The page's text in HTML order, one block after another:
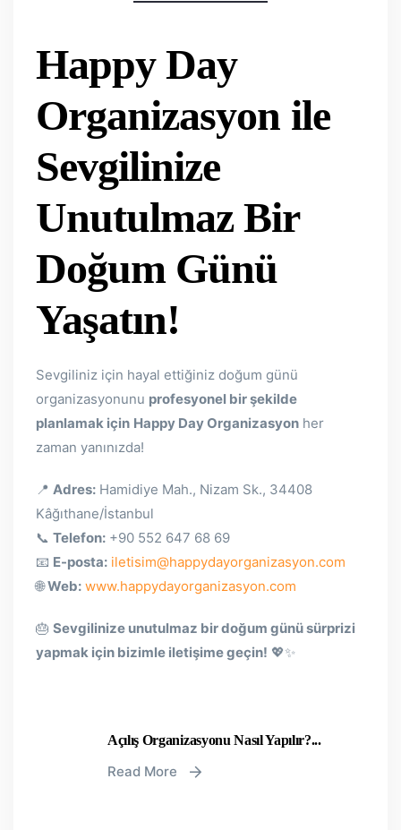
Happy Day
Organizasyon ile
Sevgilinize
Unutulmaz Bir
Doğum Günü
Yaşatın!
Sevgiliniz için hayal ettiğiniz doğum günü
organizasyonunu profesyonel bir şekilde
planlamak için Happy Day Organizasyon her
zaman yanınızda!
📍 Adres: Hamidiye Mah., Nizam Sk., 34408
Kâğıthane/İstanbul
📞 Telefon: +90 552 647 68 69
📧 E-posta: iletisim@happydayorganizasyon.com
🌐Web: www.happydayorganizasyon.com
🎂 Sevgilinize unutulmaz bir doğum günü sürprizi
yapmak için bizimle iletişime geçin! 💖✨
Açılış Organizasyonu Nasıl Yapılır?...
Read More